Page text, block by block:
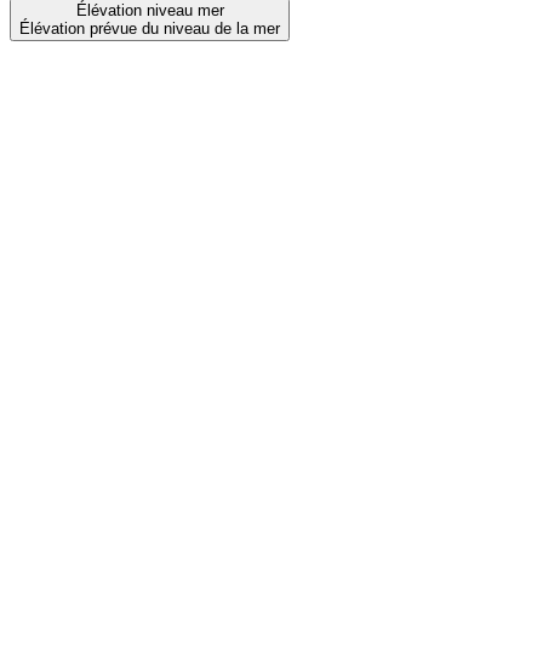
Élévation niveau mer
Élévation prévue du niveau de la mer